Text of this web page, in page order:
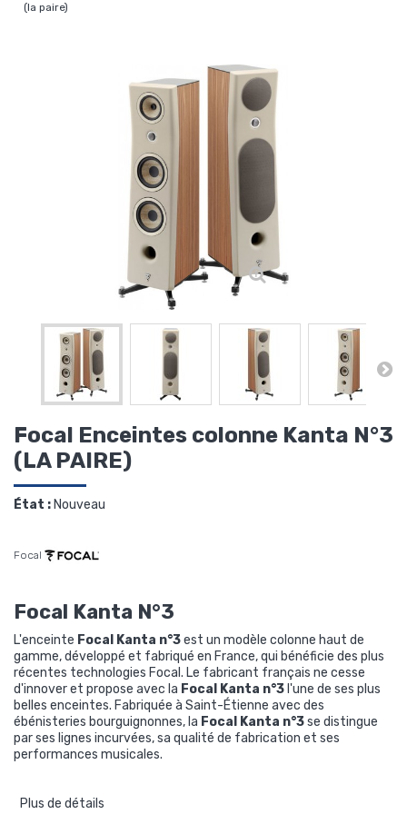
(la paire)
Focal Enceintes colonne Kanta N°3
(LA PAIRE)
État :Nouveau
Focal
Focal Kanta N°3
L'enceinte Focal Kanta n°3est un modèle colonne haut de
gamme, développé et fabriqué en France, qui bénéficie des plus
récentes technologies Focal. Le fabricant français ne cesse
d'innover et propose avec la Focal Kanta n°3l'une de ses plus
belles enceintes. Fabriquée à Saint-Étienne avec des
ébénisteries bourguignonnes, la Focal Kanta n°3se distingue
par ses lignes incurvées, sa qualité de fabrication et ses
performances musicales.
Plus de détails